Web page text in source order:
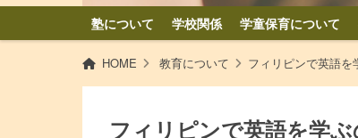
塾について 学校関係 学童保育について
HOME 教育について フィリピンで英語を
フィリピンで英語を学